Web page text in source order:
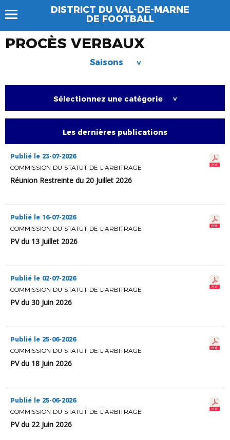
DISTRICT DU VAL-DE-MARNE
DE FOOTBALL
PROCÈS VERBAUX
Saisons >
Sélectionnez une catégorie >
Les dernières publications
Publié le 23-07-2026
COMMISSION DU STATUT DE L'ARBITRAGE
Réunion Restreinte du 20 Juillet 2026
Publié le 16-07-2026
COMMISSION DU STATUT DE L'ARBITRAGE
PV du 13 Juillet 2026
Publié le 02-07-2026
COMMISSION DU STATUT DE L'ARBITRAGE
PV du 30 Juin 2026
Publié le 25-06-2026
COMMISSION DU STATUT DE L'ARBITRAGE
PV du 18 Juin 2026
Publié le 25-06-2026
COMMISSION DU STATUT DE L'ARBITRAGE
PV du 22 Juin 2026